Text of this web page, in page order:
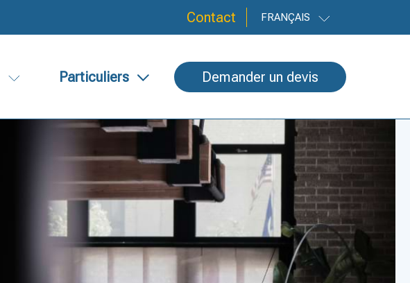
Contact FRANÇAIS
Particuliers Demander un devis